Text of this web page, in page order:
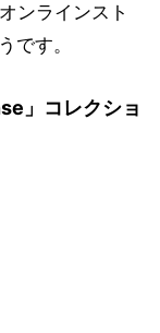
ンラインスト
です。
」コレクショ